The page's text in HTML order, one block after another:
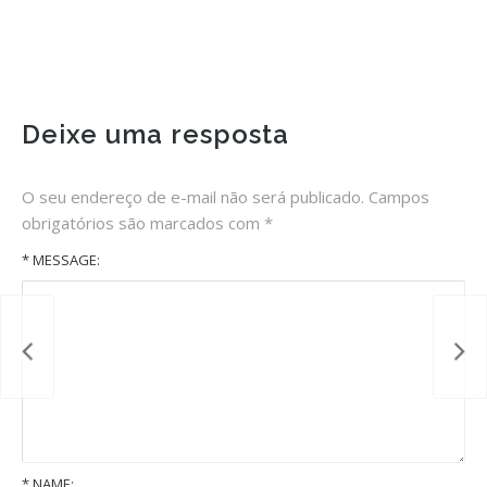
Deixe uma resposta
O seu endereço de e-mail não será publicado. Campos
obrigatórios são marcados com *
* MESSAGE: